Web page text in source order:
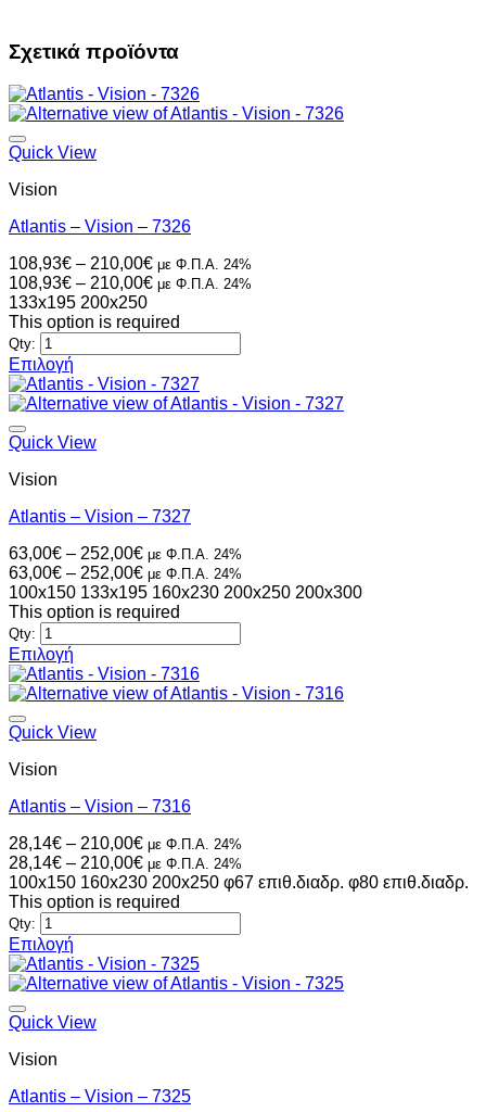
Σχετικά προϊόντα
Quick View
Vision
Atlantis – Vision – 7326
108,93€ – 210,00€Price
range:
through
με Φ.Π.Α. 24%
108,93€ – 210,00€Price
108,93€
210,00€
με Φ.Π.Α. 24%
133x195 200x250
This option is required
Qty:
Επιλογή
Αυτό
το
προϊόν
έχει
παραλλαγές.
επιλογές
να
επιλεγούν
στη
σελίδα
του
προϊόντος
Quick View
Vision
Atlantis – Vision – 7327
63,00€ – 252,00€Price
range:
63,00€
through
με Φ.Π.Α. 24%
63,00€ – 252,00€Price
range:
63,00€
252,00€
με Φ.Π.Α. 24%
100x150 133x195 160x230 200x250 200x300
This option is required
Qty:
Επιλογή
Αυτό
το
προϊόν
έχει
παραλλαγές.
επιλογές
να
επιλεγούν
στη
σελίδα
του
προϊόντος
Quick View
Vision
Atlantis – Vision – 7316
28,14€ – 210,00€Price
range:
28,14€
through
με Φ.Π.Α. 24%
28,14€ – 210,00€Price
range:
28,14€
210,00€
με Φ.Π.Α. 24%
100x150 160x230 200x250 φ67 επιθ.διαδρ. φ80 επιθ.διαδρ.
This option is required
Qty:
Επιλογή
Αυτό
το
προϊόν
έχει
παραλλαγές.
επιλογές
Quick View
Vision
Atlantis – Vision – 7325